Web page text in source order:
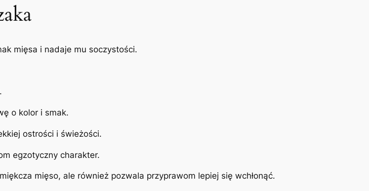
mięsa i nadaje mu soczystości.
o kolor i smak.
ostrości i świeżości.
egzotyczny charakter.
mięso, ale również pozwala przyprawom lepiej się wchłonąć.